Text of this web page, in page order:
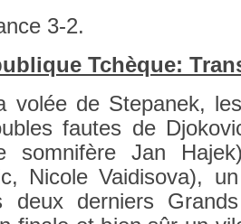
3-2.
Tchèque:
volée de Stepanek,
fautes de
som­nifère Jan
Nicole Vaidisova),
deux de­rni­ers